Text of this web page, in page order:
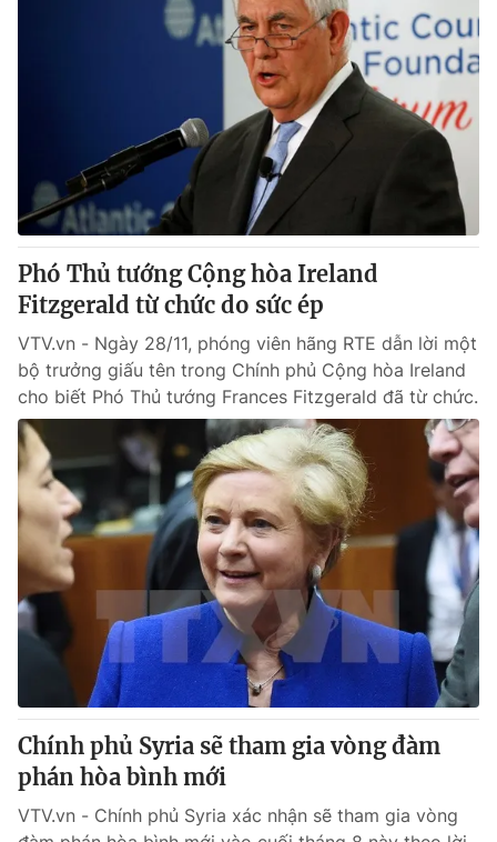
Phó Thủ tướng Cộng hòa Ireland
Fitzgerald từ chức do sức ép
VTV.vn - Ngày 28/11, phóng viên hãng RTE dẫn lời một
bộ trưởng giấu tên trong Chính phủ Cộng hòa Ireland
cho biết Phó Thủ tướng Frances Fitzgerald​ đã từ chức.
Chính phủ Syria sẽ tham gia vòng đàm
phán hòa bình mới
VTV.vn - Chính phủ Syria xác nhận sẽ tham gia vòng